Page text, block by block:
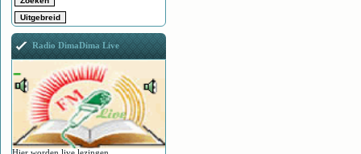
Radio DimaDima Live